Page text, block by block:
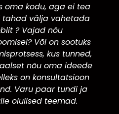
oma kodu, aga ei tea
tahad välja vahetada
? Vajad nõu
Või on sootuks
kus tunned,
nõu oma ideede
on konsultatsioon
Varu paar tundi ja
olulised teemad.